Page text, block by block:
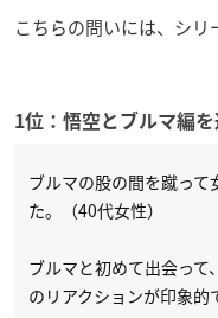
こちらの問いには、シリ
1位：悟空とブルマ編
ブルマの股の間を蹴っ
た。（40代女性）
ブルマと初めて出会っ
のリアクションが印象的